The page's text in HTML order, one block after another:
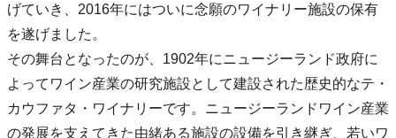
げていき、2016年にはついに念願のワイナリー施設の保有
を遂げました。
その舞台となったのが、1902年にニュージーランド政府に
よってワイン産業の研究施設として建設された歴史的なテ・
カウファタ・ワイナリーです。ニュージーランドワイン産業
の発展を支えてきた由緒ある施設の設備を引き継ぎ、若いワ